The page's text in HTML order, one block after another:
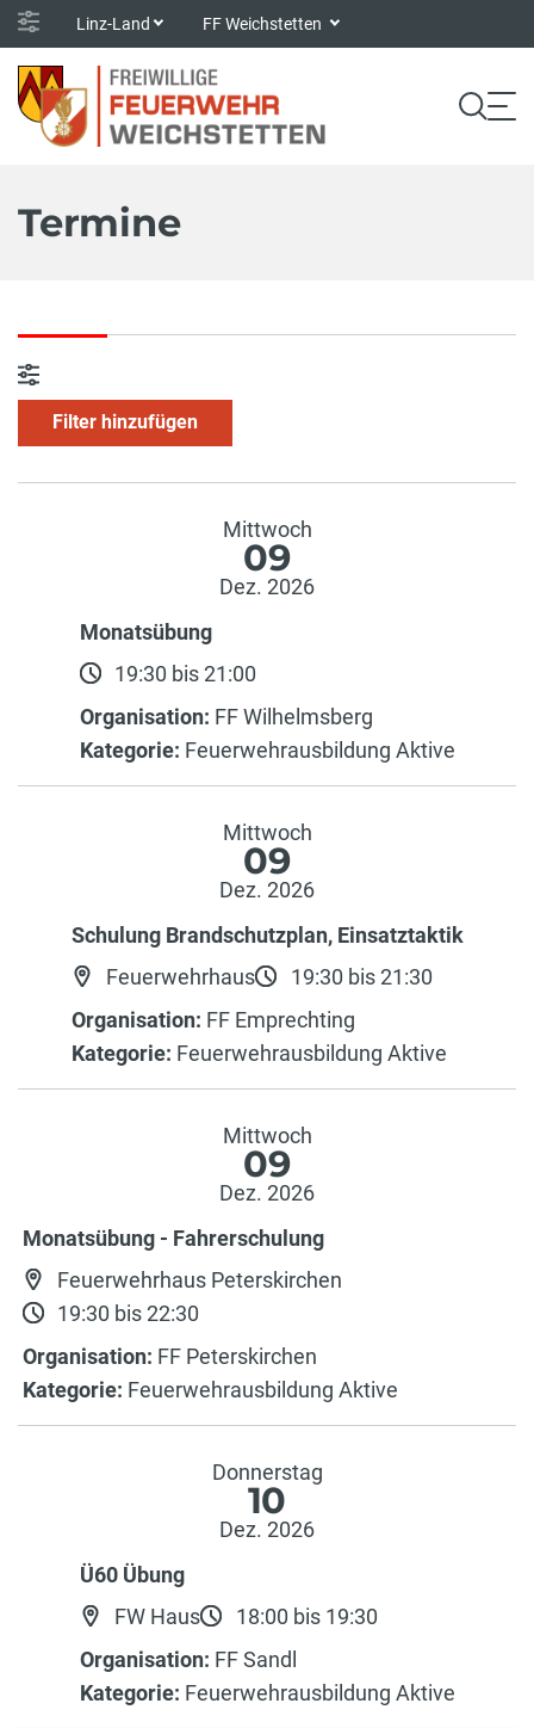
Linz-Land FF Weichstetten
Termine
Filter hinzufügen
Mittwoch
09
Dez. 2026
Monatsübung
19:30 bis 21:00
Organisation: FF Wilhelmsberg
Kategorie: Feuerwehrausbildung Aktive
Mittwoch
09
Dez. 2026
Schulung Brandschutzplan, Einsatztaktik
Feuerwehrhaus
19:30 bis 21:30
Organisation: FF Emprechting
Kategorie: Feuerwehrausbildung Aktive
Mittwoch
09
Dez. 2026
Monatsübung - Fahrerschulung
Feuerwehrhaus Peterskirchen
19:30 bis 22:30
Organisation: FF Peterskirchen
Kategorie: Feuerwehrausbildung Aktive
Donnerstag
10
Dez. 2026
Ü60 Übung
FW Haus
18:00 bis 19:30
Organisation: FF Sandl
Kategorie: Feuerwehrausbildung Aktive